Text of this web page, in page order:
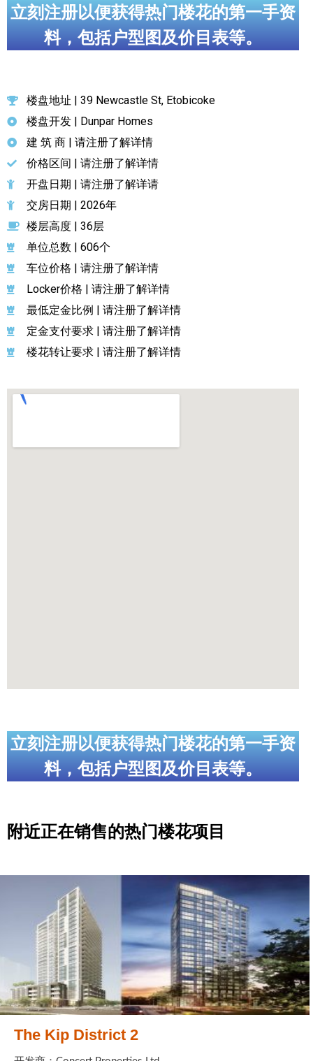
立刻注册以便获得热门楼花的第一手资
料，包括户型图及价目表等。
楼盘地址 | 39 Newcastle St, Etobicoke
楼盘开发 | Dunpar Homes
建 筑 商 | 请注册了解详情
价格区间 | 请注册了解详情
开盘日期 | 请注册了解详请
交房日期 | 2026年
楼层高度 | 36层
单位总数 | 606个
车位价格 | 请注册了解详情
Locker价格 | 请注册了解详情
最低定金比例 | 请注册了解详情
定金支付要求 | 请注册了解详情
楼花转让要求 | 请注册了解详情
立刻注册以便获得热门楼花的第一手资
料，包括户型图及价目表等。
附近正在销售的热门楼花项目
The Kip District 2